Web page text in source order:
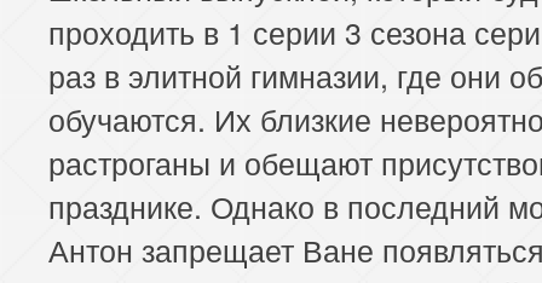
проходить в 1 серии 3 сезона
раз в элитной гимназии, где они
обучаются. Их близкие
растроганы и обещают
празднике. Однако в последний
Антон запрещает Ване